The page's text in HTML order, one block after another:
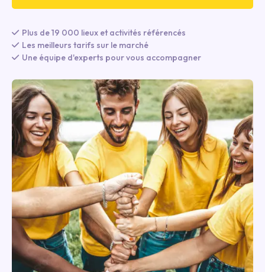
Plus de 19 000 lieux et activités référencés
Les meilleurs tarifs sur le marché
Une équipe d'experts pour vous accompagner